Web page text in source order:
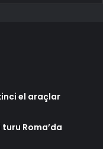
el araçlar
Roma’da